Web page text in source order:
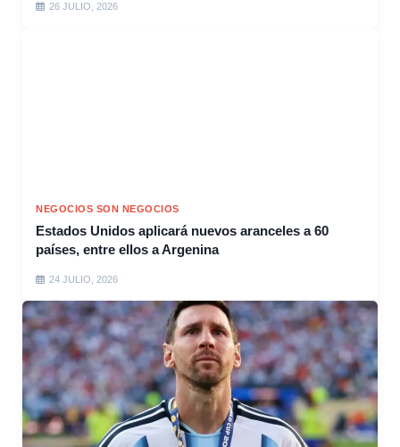
26 JULIO, 2026
NEGOCIOS SON NEGOCIOS
Estados Unidos aplicará nuevos aranceles a 60
países, entre ellos a Argenina
24 JULIO, 2026